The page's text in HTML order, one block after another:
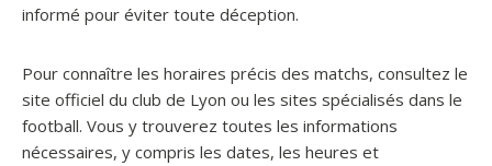
informé pour éviter toute déception.
Pour connaître les horaires précis des matchs, consultez le
site officiel du club de Lyon ou les sites spécialisés dans le
football. Vous y trouverez toutes les informations
nécessaires, y compris les dates, les heures et